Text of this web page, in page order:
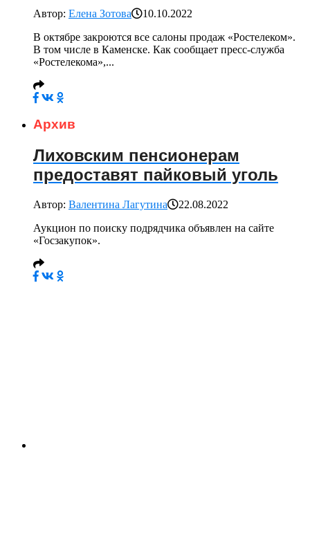
Автор: Елена Зотова
10.10.2022
В октябре закроются все салоны продаж «Ростелеком».
В том числе в Каменске. Как сообщает пресс-служба
«Ростелекома»,...
Архив
Лиховским пенсионерам
предоставят пайковый уголь
Автор: Валентина Лагутина
22.08.2022
Аукцион по поиску подрядчика объявлен на сайте
«Госзакупок».